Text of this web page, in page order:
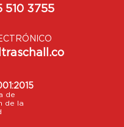
510 3755
de
de la